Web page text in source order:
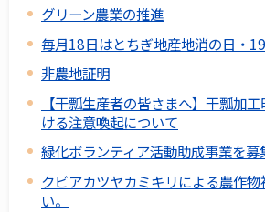
グリーン農業の推進
毎月18日はとちぎ地産地消の日・
非農地証明
【干瓢生産者の皆さまへ】干瓢加
ける注意喚起について
緑化ボランティア活動助成事業を募
クビアカツヤカミキリによる農作
い。